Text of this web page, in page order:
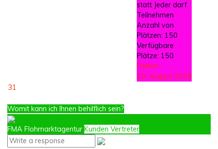
statt Jeder darf
Teilnehmen
Anzahl von
Plätzen: 150
Verfügbare
Plätze: 150
Datum :
29. August 2026
31
Womit kann ich Ihnen behilflich sein?
FMA Flohmarktagentur Kunden Vertreter